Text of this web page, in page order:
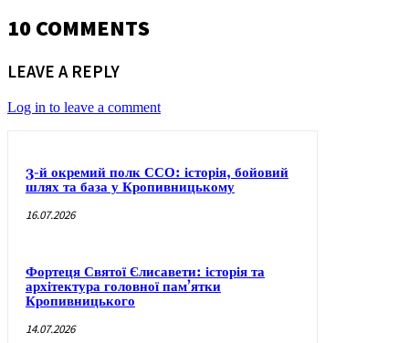
10 COMMENTS
LEAVE A REPLY
Log in to leave a comment
3-й окремий полк ССО: історія, бойовий
шлях та база у Кропивницькому
16.07.2026
Фортеця Святої Єлисавети: історія та
архітектура головної пам’ятки
Кропивницького
14.07.2026